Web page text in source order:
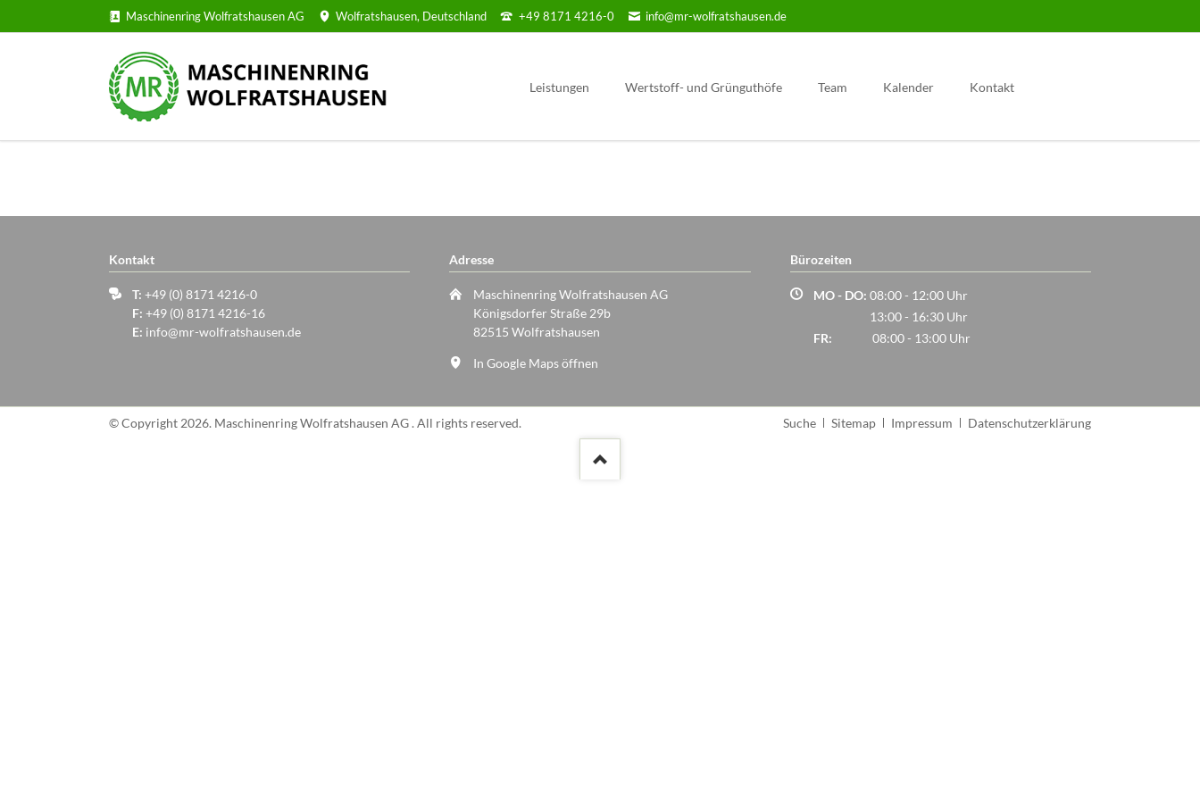
Maschinenring Wolfratshausen AG Wolfratshausen, Deutschland +49 8171 4216-0 info@mr-wolfratshausen.de
Leistungen
Winterdienst
Versicherung
Elektroprüfung
MR Abrechnung
Kläranlage
Fachvorträge
Wertstoff- und Grünguthöfe Team Kalender Kontakt
Kontakt
T: +49 (0) 8171 4216-0
F: +49 (0) 8171 4216-16
E: info@mr-wolfratshausen.de
Adresse
Maschinenring Wolfratshausen AG
Königsdorfer Straße 29b
82515 Wolfratshausen
In Google Maps öffnen
Bürozeiten
MO - DO: 08:00 - 12:00 Uhr
13:00 - 16:30 Uhr
FR:
08:00 - 13:00 Uhr
© Copyright 2026. Maschinenring Wolfratshausen AG . All rights reserved.
Navigation
Suche Sitemap Impressum Datenschutzerklärung